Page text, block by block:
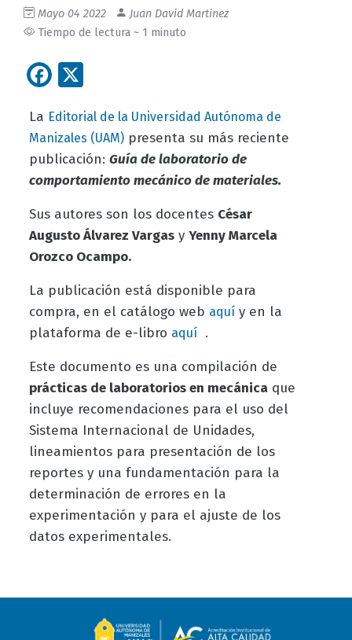
Mayo 04 2022
Juan David Martinez
Tiempo de lectura ~ 1 minuto
Facebook
La Editorial de la Universidad Autónoma de
Manizales (UAM)presenta su más reciente
publicación: Guía de laboratorio de
comportamiento mecánico de materiales.
Sus autores son los docentes César
Augusto Álvarez Vargasy Yenny Marcela
Orozco Ocampo.
La publicación está disponible para
compra, en el catálogo web aquíy en la
plataforma de e-libro aquí.
Este documento es una compilación de
prácticas de laboratorios en mecánicaque
incluye recomendaciones para el uso del
Sistema Internacional de Unidades,
lineamientos para presentación de los
reportes y una fundamentación para la
determinación de errores en la
experimentación y para el ajuste de los
datos experimentales.